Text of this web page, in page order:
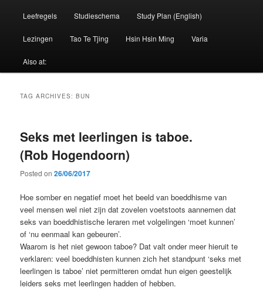
Leefregels Studieschema Study Plan (English)
Lezingen Tao Te Tjing Hsin Hsin Ming Varia
Also at:
TAG ARCHIVES:BUN
Seks met leerlingen is taboe.
(Rob Hogendoorn)
Posted on26/06/2017
Hoe somber en negatief moet het beeld van boeddhisme van
veel mensen wel niet zijn dat zovelen voetstoots aannemen dat
seks van boeddhistische leraren met volgelingen ‘moet kunnen’
of ‘nu eenmaal kan gebeuren’.
Waarom is het niet gewoon taboe? Dat valt onder meer hieruit te
verklaren: veel boeddhisten kunnen zich het standpunt ‘seks met
leerlingen is taboe’ niet permitteren omdat hun eigen geestelijk
leiders seks met leerlingen hadden of hebben.